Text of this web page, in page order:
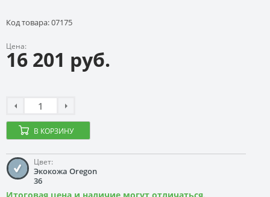
Код товара: 07175
Цена:
16 201 руб.
В КОРЗИНУ
Цвет:
Экокожа Oregon
36